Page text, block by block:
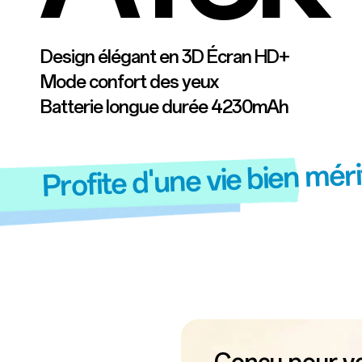
Design élégant en 3D Écran HD+
Mode confort des yeux
Batterie longue durée 4230mAh
Profite d'une vie bien